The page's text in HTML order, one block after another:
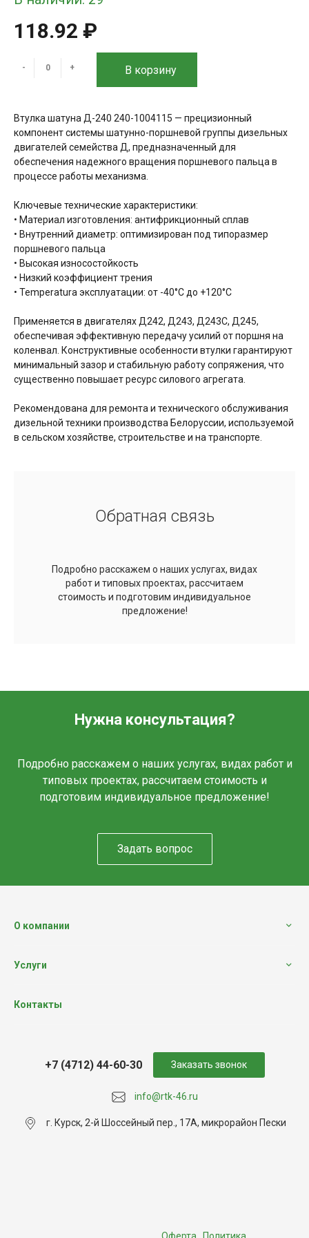
118.92 ₽
- + В корзину
Втулка шатуна Д-240 240-1004115 — прецизионный
компонент системы шатунно-поршневой группы дизельных
двигателей семейства Д, предназначенный для
обеспечения надежного вращения поршневого пальца в
процессе работы механизма.
Ключевые технические характеристики:
• Материал изготовления: антифрикционный сплав
• Внутренний диаметр: оптимизирован под типоразмер
поршневого пальца
• Высокая износостойкость
• Низкий коэффициент трения
• Temperatura эксплуатации: от -40°C до +120°C
Применяется в двигателях Д242, Д243, Д243С, Д245,
обеспечивая эффективную передачу усилий от поршня на
коленвал. Конструктивные особенности втулки гарантируют
минимальный зазор и стабильную работу сопряжения, что
существенно повышает ресурс силового агрегата.
Рекомендована для ремонта и технического обслуживания
дизельной техники производства Белоруссии, используемой
в сельском хозяйстве, строительстве и на транспорте.
Обратная связь
Подробно расскажем о наших услугах, видах
работ и типовых проектах, рассчитаем
стоимость и подготовим индивидуальное
предложение!
Нужна консультация?
Подробно расскажем о наших услугах, видах работ и
типовых проектах, рассчитаем стоимость и
подготовим индивидуальное предложение!
Задать вопрос
О компании
Услуги
Контакты
info@rtk-46.ru
+7 (4712) 44-60-30
г. Курск, 2-й Шоссейный пер., 17А, микрорайон Пески
Заказать звонок